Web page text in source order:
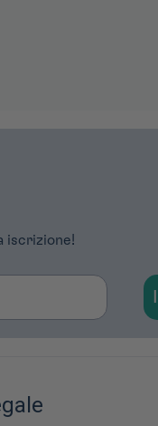
iscrizione!